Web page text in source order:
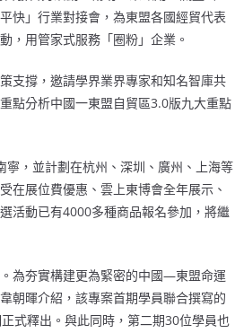
快」行業對接會，為東盟各國經貿代表
，用管家式服務「圈粉」企業。
支撐，邀請學界業界專家和知名智庫共
點分析中國一東盟自貿區3.0版九大重點
寧，並計劃在杭州、深圳、廣州、上海等
在展位費優惠、雲上東博會全年展示、
活動已有4000多種商品報名參加，將繼
為夯實構建更為緊密的中國—東盟命運
朝暉介紹，該專案首期學員聯合撰寫的
式釋出。與此同時，第二期30位學員也